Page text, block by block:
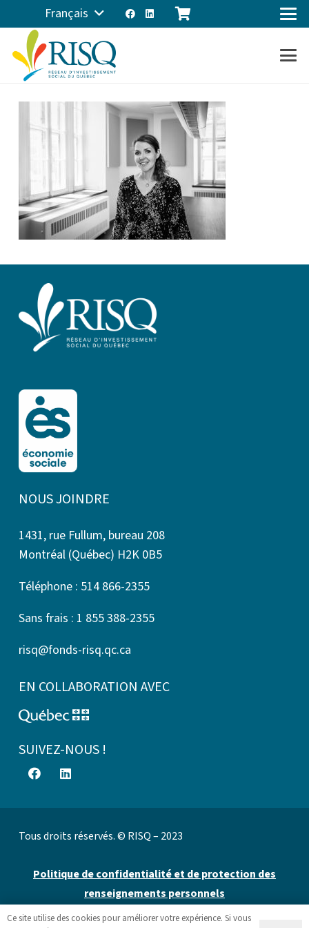
Français
NOUS JOINDRE
1431, rue Fullum, bureau 208
Montréal (Québec) H2K 0B5
Téléphone : 514 866-2355
Sans frais : 1 855 388-2355
risq@fonds-risq.qc.ca
EN COLLABORATION AVEC
SUIVEZ-NOUS !
Tous droits réservés. © RISQ – 2023
Politique de confidentialité et de protection des
renseignements personnels
Ce site utilise des cookies pour améliorer votre expérience. Si vous